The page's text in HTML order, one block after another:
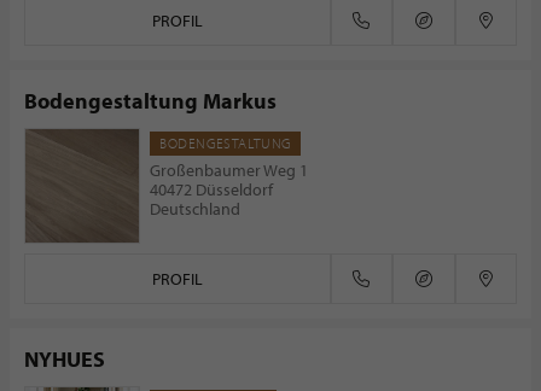
PROFIL
Bodengestaltung Markus
BODENGESTALTUNG
Großenbaumer Weg 1
40472 Düsseldorf
Deutschland
PROFIL
NYHUES